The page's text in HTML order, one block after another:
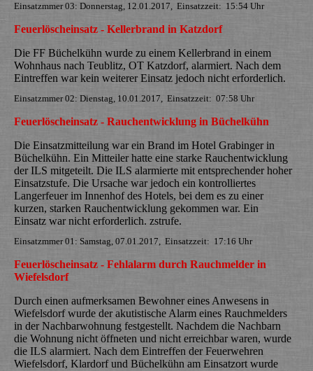
Einsatzmmer 03: Donnerstag, 12.01.2017, Einsatzzeit: 15:54 Uhr
Feuerlöscheinsatz - Kellerbrand in Katzdorf
Die FF Büchelkühn wurde zu einem Kellerbrand in einem
Wohnhaus nach Teublitz, OT Katzdorf, alarmiert. Nach dem
Eintreffen war kein weiterer Einsatz jedoch nicht erforderlich.
Einsatzmmer 02: Dienstag, 10.01.2017, Einsatzzeit: 07:58 Uhr
Feuerlöscheinsatz - Rauchentwicklung in Büchelkühn
Die Einsatzmitteilung war ein Brand im Hotel Grabinger in
Büchelkühn. Ein Mitteiler hatte eine starke Rauchentwicklung
der ILS mitgeteilt. Die ILS alarmierte mit entsprechender hoher
Einsatzstufe. Die Ursache war jedoch ein kontrolliertes
Langerfeuer im Innenhof des Hotels, bei dem es zu einer
kurzen, starken Rauchentwicklung gekommen war. Ein
Einsatz war nicht erforderlich. zstrufe.
Einsatzmmer 01: Samstag, 07.01.2017, Einsatzzeit: 17:16 Uhr
Feuerlöscheinsatz - Fehlalarm durch Rauchmelder in
Wiefelsdorf
Durch einen aufmerksamen Bewohner eines Anwesens in
Wiefelsdorf wurde der akutistische Alarm eines Rauchmelders
in der Nachbarwohnung festgestellt. Nachdem die Nachbarn
die Wohnung nicht öffneten und nicht erreichbar waren, wurde
die ILS alarmiert. Nach dem Eintreffen der Feuerwehren
Wiefelsdorf, Klardorf und Büchelkühn am Einsatzort wurde